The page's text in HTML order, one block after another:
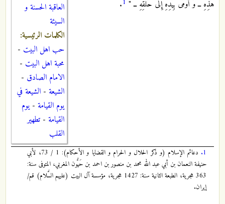
العاقبة الحسنة و
السيئة
الكلمات الرئيسية:
حب اهل البيت -
محبة اهل البيت -
الامام الصادق -
الشيعة - الشيعة في
يوم القيامة -يوم
القيامة - تطهير
القلب
هَذِهِ ــ وَ أَوْمَى بِيَدِهِ إِلَى حَلْقِهِ ــ " .
1.
دعائم الإسلام (و ذكر الحلال و الحرام و القضايا و الأحكام): 1 / 73، لأبي
حنيفة النعمان بن أبي عبد الله محمد بن منصور بن احمد بن حَیُّون المغربي، المتوفى سنة:
363 هجرية، الطبعة الثانية سنة: 1427 هجرية، مؤسسة آل البيت (عليهم السَّلام) قم/
إيران.